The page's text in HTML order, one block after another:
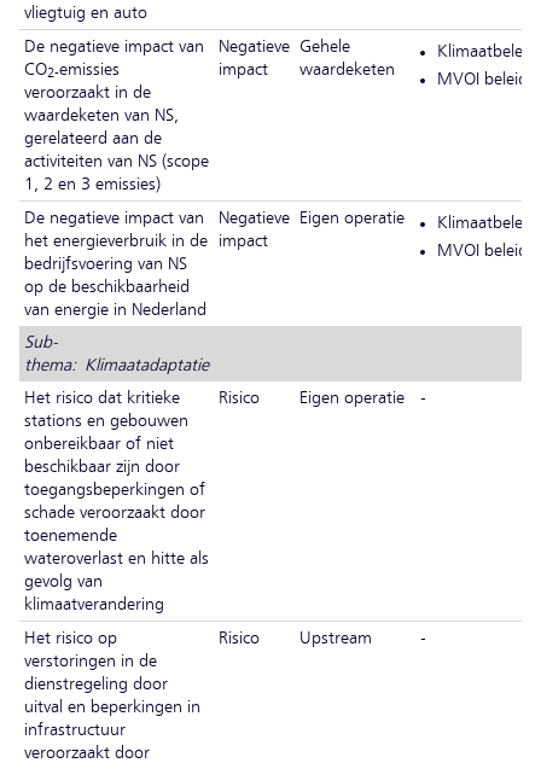
vliegtuig en auto
De negatieve impact van
CO2-emissies
veroorzaakt in de
waardeketen van NS,
gerelateerd aan de
activiteiten van NS (scope
1, 2 en 3 emissies)
Negatieve
impact
Gehele
waardeketen
Klimaatbeleid
MVOI beleid
De negatieve impact van
het energieverbruik in de
bedrijfsvoering van NS
op de beschikbaarheid
van energie in Nederland
Negatieve
impact
Eigen operatie
Klimaatbeleid
MVOI beleid
Sub-
thema: Klimaatadaptatie
Het risico dat kritieke
stations en gebouwen
onbereikbaar of niet
beschikbaar zijn door
toegangsbeperkingen of
schade veroorzaakt door
toenemende
wateroverlast en hitte als
gevolg van
klimaatverandering
Risico Eigen operatie -
Het risico op
verstoringen in de
dienstregeling door
uitval en beperkingen in
infrastructuur
veroorzaakt door
Risico Upstream -